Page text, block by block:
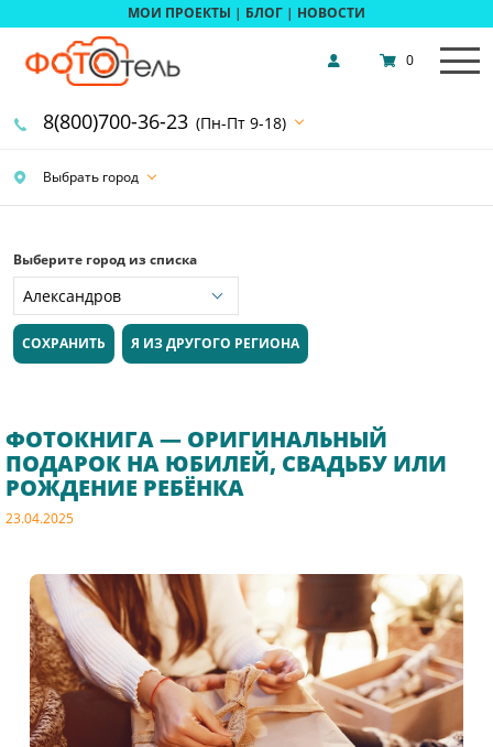
МОИ ПРОЕКТЫ | БЛОГ | НОВОСТИ
Выбрать город
8(800)700-36-23 (Пн-Пт 9-18)
0
Выберите город из списка
СОХРАНИТЬ Я ИЗ ДРУГОГО РЕГИОНА
ФОТОКНИГА — ОРИГИНАЛЬНЫЙ
ПОДАРОК НА ЮБИЛЕЙ, СВАДЬБУ ИЛИ
РОЖДЕНИЕ РЕБЁНКА
23.04.2025